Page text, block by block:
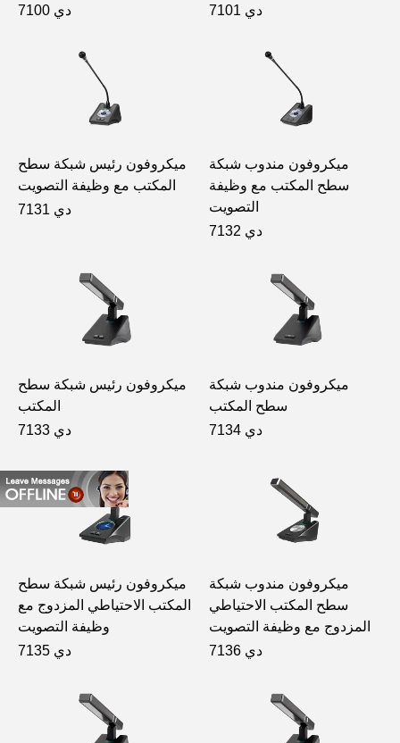
دي 7100
دي 7101
ميكروفون رئيس شبكة سطح
المكتب مع وظيفة التصويت
دي 7131
ميكروفون مندوب شبكة
سطح المكتب مع وظيفة
التصويت
دي 7132
ميكروفون رئيس شبكة سطح
المكتب
دي 7133
ميكروفون مندوب شبكة
سطح المكتب
دي 7134
ميكروفون رئيس شبكة سطح
المكتب الاحتياطي المزدوج مع
وظيفة التصويت
دي 7135
ميكروفون مندوب شبكة
سطح المكتب الاحتياطي
المزدوج مع وظيفة التصويت
دي 7136